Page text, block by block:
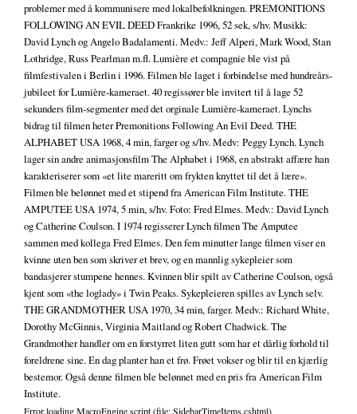
problemer med å kommunisere med lokalbefolkningen. PREMONITIONS
FOLLOWING AN EVIL DEED Frankrike 1996, 52 sek, s/hv. Musikk:
David Lynch og Angelo Badalamenti. Medv.: Jeff Alperi, Mark Wood, Stan
Lothridge, Russ Pearlman m.fl. Lumière et compagnie ble vist på
filmfestivalen i Berlin i 1996. Filmen ble laget i forbindelse med hundreårs-
jubileet for Lumière-kameraet. 40 regissører ble invitert til å lage 52
sekunders film-segmenter med det orginale Lumière-kameraet. Lynchs
bidrag til filmen heter Premonitions Following An Evil Deed. THE
ALPHABET USA 1968, 4 min, farger og s/hv. Medv: Peggy Lynch. Lynch
lager sin andre animasjonsfilm The Alphabet i 1968, en abstrakt affære han
karakteriserer som «et lite mareritt om frykten knyttet til det å lære».
Filmen ble belønnet med et stipend fra American Film Institute. THE
AMPUTEE USA 1974, 5 min, s/hv. Foto: Fred Elmes. Medv.: David Lynch
og Catherine Coulson. I 1974 regisserer Lynch filmen The Amputee
sammen med kollega Fred Elmes. Den fem minutter lange filmen viser en
kvinne uten ben som skriver et brev, og en mannlig sykepleier som
bandasjerer stumpene hennes. Kvinnen blir spilt av Catherine Coulson, også
kjent som «the loglady» i Twin Peaks. Sykepleieren spilles av Lynch selv.
THE GRANDMOTHER USA 1970, 34 min, farger. Medv.: Richard White,
Dorothy McGinnis, Virginia Maitland og Robert Chadwick. The
Grandmother handler om en forstyrret liten gutt som har et dårlig forhold til
foreldrene sine. En dag planter han et frø. Frøet vokser og blir til en kjærlig
bestemor. Også denne filmen ble belønnet med en pris fra American Film
Institute.
Error loading MacroEngine script (file: SidebarTimeItems.cshtml)